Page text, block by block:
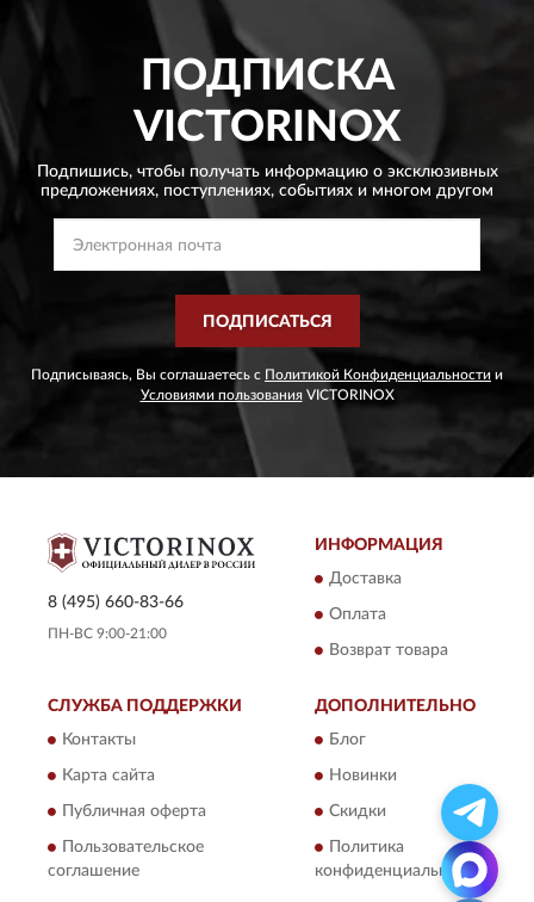
ПОДПИСКА
VICTORINOX
Подпишись, чтобы получать информацию о эксклюзивных
предложениях, поступлениях, событиях и многом другом
ПОДПИСАТЬСЯ
Подписываясь, Вы соглашаетесь с Политикой Конфиденциальности и
Условиями пользованияVICTORINOX
8 (495) 660-83-66
ПН-ВС 9:00-21:00
ИНФОРМАЦИЯ
Доставка
Оплата
Возврат товара
СЛУЖБА ПОДДЕРЖКИ
Контакты
Карта сайта
Публичная оферта
Пользовательское
соглашение
ДОПОЛНИТЕЛЬНО
Блог
Новинки
Скидки
Политика
конфиденциальности